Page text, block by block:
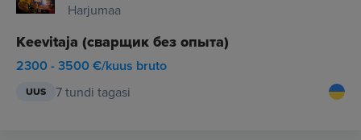
Harjumaa
Keevitaja (сварщик без опыта)
2300 - 3500 €/kuus bruto
UUS 7 tundi tagasi